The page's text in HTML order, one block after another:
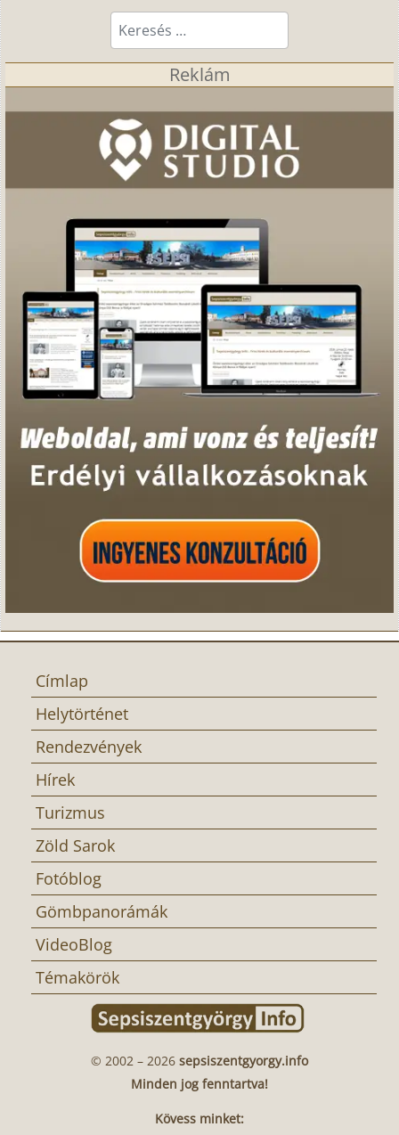
Keresés...
Reklám
Címlap
Helytörténet
Rendezvények
Hírek
Turizmus
Zöld Sarok
Fotóblog
Gömbpanorámák
VideoBlog
Témakörök
© 2002 – 2026 sepsiszentgyorgy.info
Minden jog fenntartva!
Kövess minket: